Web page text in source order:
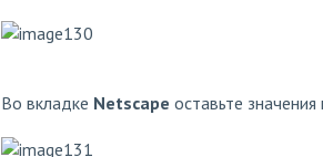
Во вкладке Netscape оставьте значения